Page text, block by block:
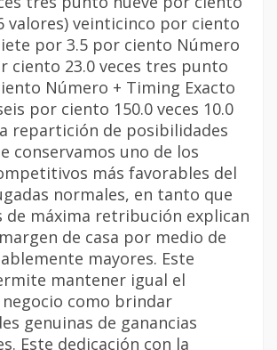
valores) veinticinco por ciento
por 3.5 por ciento Número
ciento 23.0 veces tres punto
Número + Timing Exacto
por ciento 150.0 veces 10.0
repartición de posibilidades
conservamos uno de los
más favorables del
normales, en tanto que
de máxima retribución explican
de casa por medio de
mayores. Este
mantener igual el
negocio como brindar
genuinas de ganancias
Este dedicación con la